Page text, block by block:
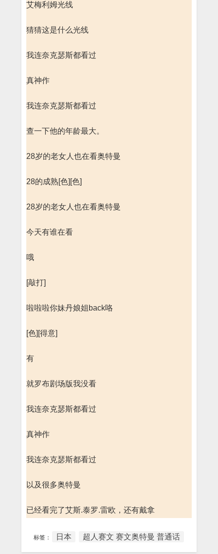
艾梅利姆光线
猜猜这是什么光线
我连奈克瑟斯都看过
真神作
我连奈克瑟斯都看过
查一下他的年龄最大。
28岁的老女人也在看奥特曼
28的成熟[色][色]
28岁的老女人也在看奥特曼
今天有谁在看
哦
[敲打]
啦啦啦你妹丹娘姐back咯
[色][得意]
有
就罗布剧场版我没看
我连奈克瑟斯都看过
真神作
我连奈克瑟斯都看过
以及很多奥特曼
已经看完了艾斯.泰罗.雷欧，还有戴拿
标签： 日本 超人赛文 赛文奥特曼 普通话